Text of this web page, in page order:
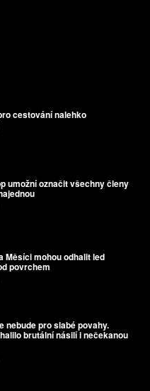
cestování nalehko
umožní označit všechny členy
Měsíci mohou odhalit led
povrchem
nebude pro slabé povahy.
brutální násilí i nečekanou